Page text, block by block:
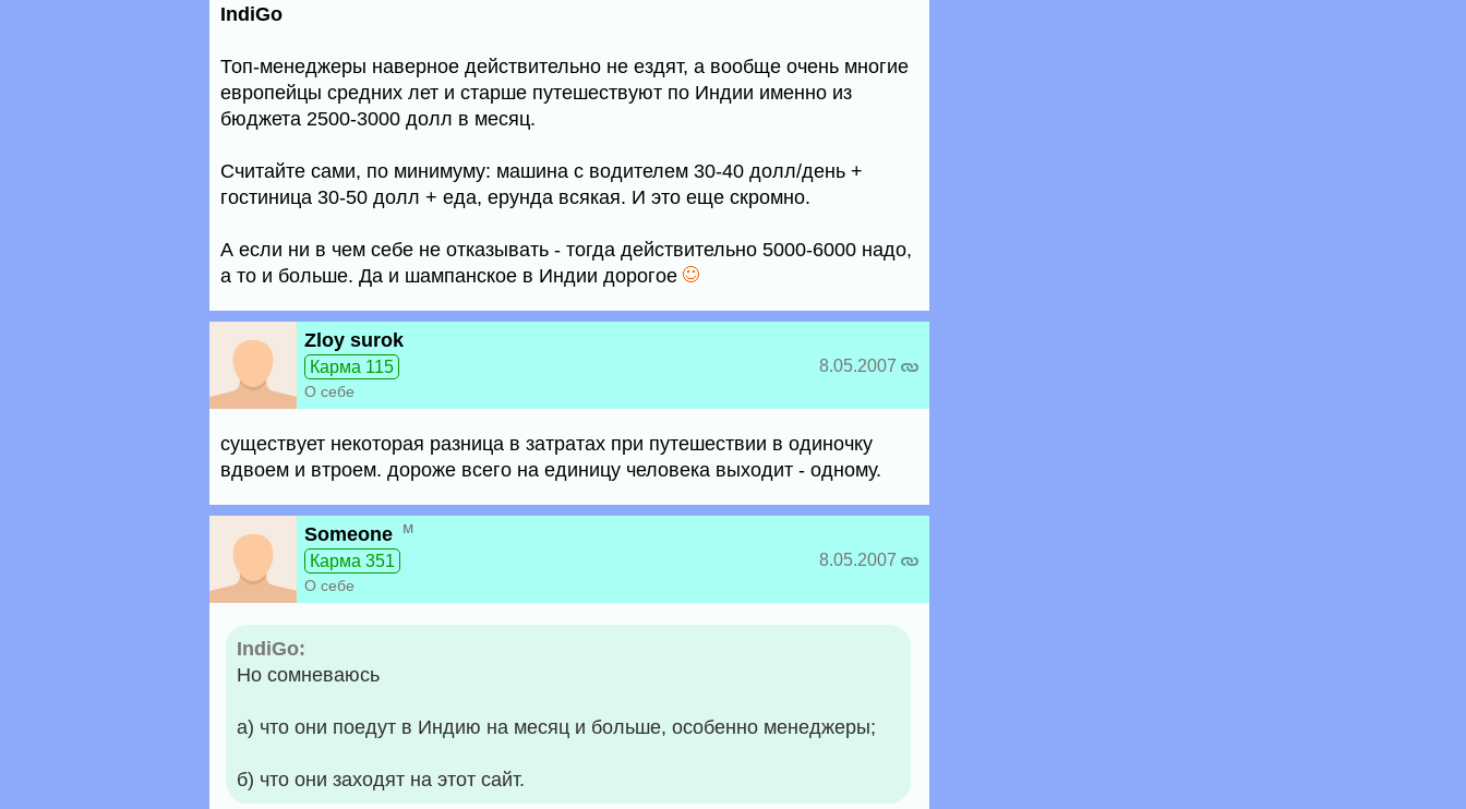
IndiGo
Топ-менеджеры наверное действительно не ездят, а вообще очень многие
европейцы средних лет и старше путешествуют по Индии именно из
бюджета 2500-3000 долл в месяц.
Считайте сами, по минимуму: машина с водителем 30-40 долл/день +
гостиница 30-50 долл + еда, ерунда всякая. И это еще скромно.
А если ни в чем себе не отказывать - тогда действительно 5000-6000 надо,
а то и больше. Да и шампанское в Индии дорогое
Zloy surok
Карма 115
О себе
8.05.2007
существует некоторая разница в затратах при путешествии в одиночку
вдвоем и втроем. дороже всего на единицу человека выходит - одному.
Someone м
Карма 351
О себе
8.05.2007
IndiGo:
Но сомневаюсь
а) что они поедут в Индию на месяц и больше, особенно менеджеры;
б) что они заходят на этот сайт.